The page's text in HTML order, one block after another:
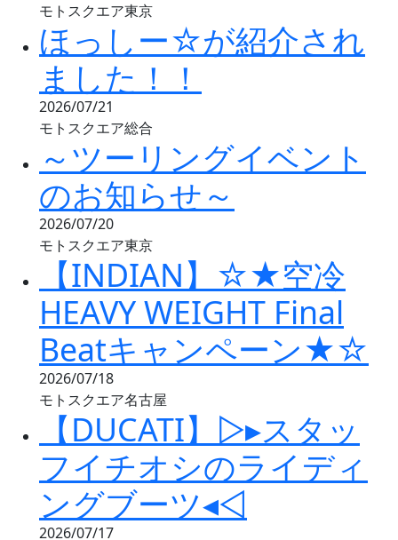
モトスクエア東京
ほっしー☆が紹介され
ました！！
2026/07/21
モトスクエア総合
～ツーリングイベント
のお知らせ～
2026/07/20
モトスクエア東京
【INDIAN】☆★空冷
HEAVY WEIGHT Final
Beatキャンペーン★☆
2026/07/18
モトスクエア名古屋
【DUCATI】▷▸スタッ
フイチオシのライディ
ングブーツ◂◁
2026/07/17